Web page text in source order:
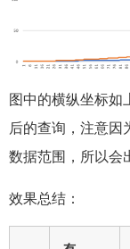
图中的横纵坐标如
后的查询，注意因
数据范围，所以会
效果总结：
有